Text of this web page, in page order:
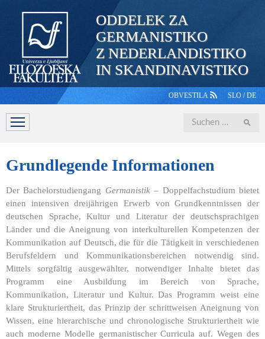
ODDELEK ZA
GERMANISTIKO
Z NEDERLANDISTIKO
IN SKANDINAVISTIKO
OBVESTILA SLO /DE
ABTEILUNG STUDIERENDE
Iskanje
Grundlegende Informationen
Der Bachelorstudiengang Germanistik– Doppelfachstudium bietet
einen intensiven dreijährigen Erwerb von Grundkenntnissen der
deutschen Sprache, Kultur und Literatur der deutschsprachigen
Länder und die Aneignung von interkulturellen Kompetenzen der
Kommunikation auf Deutsch, die für die Tätigkeit in verschiedenen
Berufsfeldern und Kommunikationsbereichen notwendig sind.
Mittels sorgfältig ausgewählter, notwendiger Inhalte bietet das
Programm eine Ausbildung im Bereich von Sprache,
Kommunikation, Literatur und Kultur. Das Programm weist eine
klare Strukturiertheit, das Prinzip der schrittweisen Aneignung von
Wissen, eine hierarchische und chronologische Strukturiertheit wie
auch moderne Modelle germanistischer Curricula auf. Wegen des